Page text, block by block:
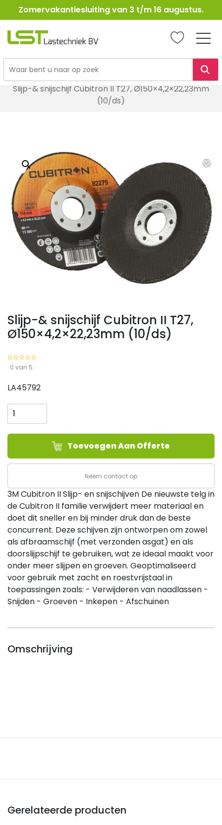
Ga
naar
Zomervakantiesluiting van 3 t/m 16 augustus.
LST
Lasbenodigheden
Slijp-& snijschijf Cubitron II T27, Ø150×4,2×22,23mm
(10/ds)
Slijp-& snijschijf Cubitron II T27,
Ø150×4,2×22,23mm (10/ds)
0 van 5
LA45792
snijschijf
Cubitron
T27,
aantal
Toevoegen Aan Offerte
Neem contact op
3M Cubitron II Slijp- en snijschijven De nieuwste telg in
de Cubitron II familie verwijdert meer materiaal en
doet dit sneller en bij minder druk dan de beste
concurrent. Deze schijven zijn ontworpen om zowel
als afbraamschijf (met verzonden asgat) en als
doorslijpschijf te gebruiken, wat ze ideaal maakt voor
onder meer slijpen en groeven. Geoptimaliseerd
voor gebruik met zacht en roestvrijstaal in
toepassingen zoals: - Verwijderen van naadlassen -
Snijden - Groeven - Inkepen - Afschuinen
Omschrijving
Gerelateerde producten